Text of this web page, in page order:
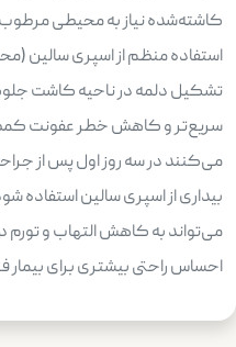
کاشته‌شده نیاز به محیطی مرطوب
استفاده منظم از اسپری سالین
تشکیل دلمه در ناحیه کاشت
سریع‌تر و کاهش خطر عفونت
می‌کنند در سه روز اول پس از
بیداری از اسپری سالین استفاده
می‌تواند به کاهش التهاب و
احساس راحتی بیشتری برای بیمار